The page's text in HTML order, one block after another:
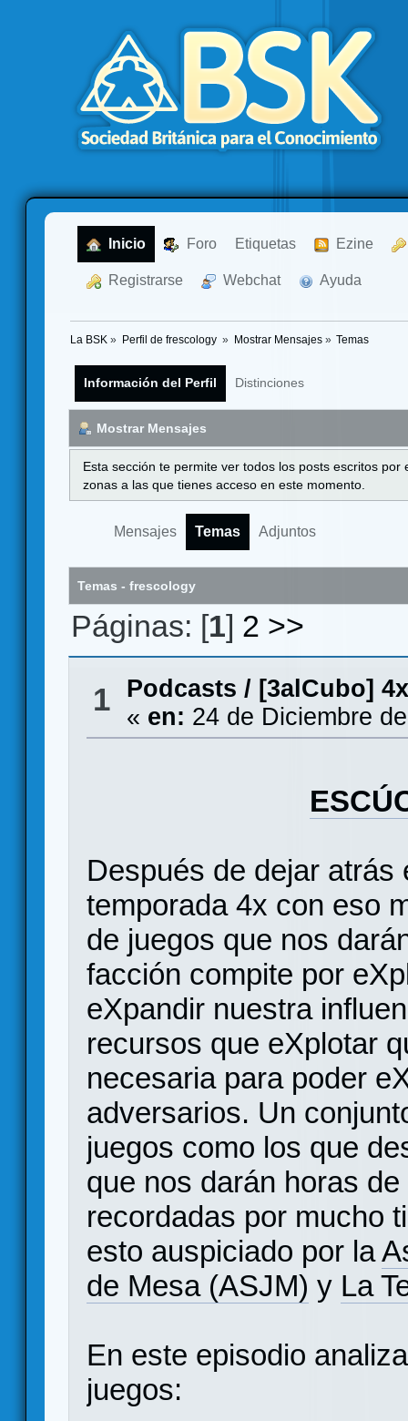
Inicio Foro Etiquetas Ezine
Registrarse Webchat Ayuda
La BSK » Perfil de frescology » Mostrar Mensajes» Temas
Información del Perfil Distinciones
Mostrar Mensajes
Esta sección te permite ver todos los posts escritos
zonas a las que tienes acceso en este momento.
Mensajes Temas Adjuntos
Temas - frescology
Páginas: [1] 2 >>
1 Podcasts / [3alCubo]
« en: 24 de Diciembre
Después de dejar atrás
temporada 4x con eso
de juegos que nos
facción compite por
eXpandir nuestra
recursos que eXplotar
necesaria para poder
adversarios. Un
juegos como los que
que nos darán horas
recordadas por mucho
esto auspiciado por la
de Mesa (ASJM) y La
En este episodio
juegos: